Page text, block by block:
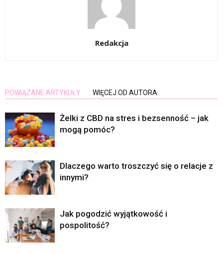
Redakcja
POWIĄZANE ARTYKUŁY WIĘCEJ OD AUTORA
Żelki z CBD na stres i bezsenność – jak
mogą pomóc?
Dlaczego warto troszczyć się o relacje z
innymi?
Jak pogodzić wyjątkowość i
pospolitość?